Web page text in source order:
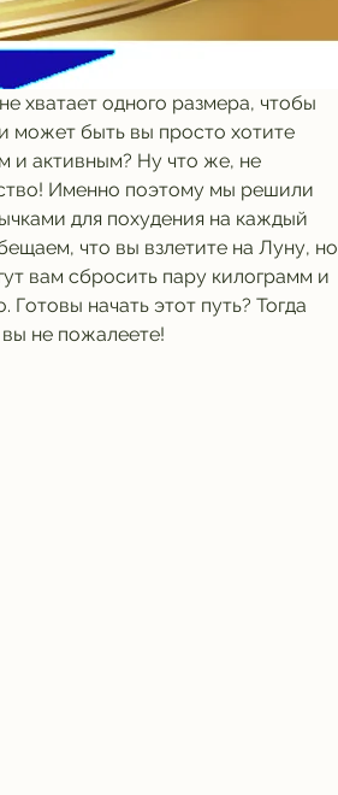
хватает одного размера, чтобы
может быть вы просто хотите
и активным? Ну что же, не
Именно поэтому мы решили
для похудения на каждый
что вы взлетите на Луну, но
вам сбросить пару килограмм и
начать этот путь? Тогда
не пожалеете!